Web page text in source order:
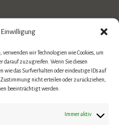
wir Technologien wie Cookies, um
darauf zuzugreifen. Wenn Sie diesen
wie das Surfverhalten oder eindeutige IDs auf
nicht erteilen oder zurückziehen,
beeinträchtigt werden.
Immer aktiv